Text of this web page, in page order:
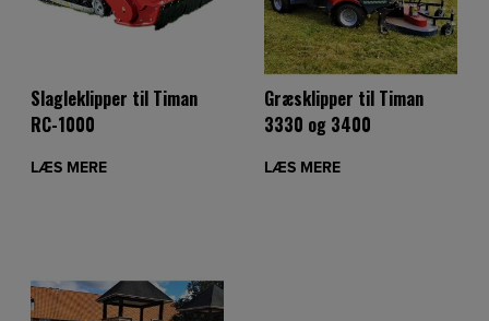
Slagleklipper til Timan
RC-1000
LÆS MERE
Græsklipper til Timan
3330 og 3400
LÆS MERE